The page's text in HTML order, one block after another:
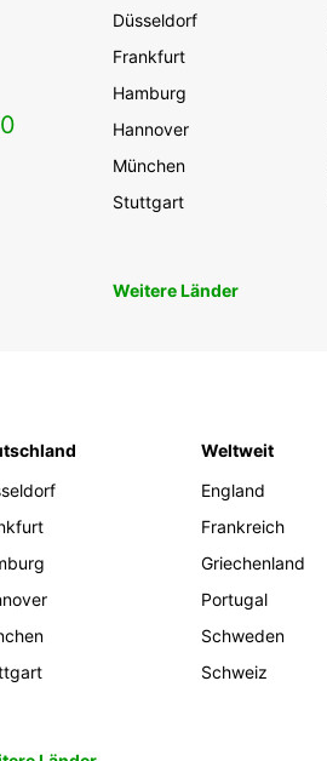
Düsseldorf
Frankfurt
Hamburg
Hannover
München
Stuttgart
Weitere Länder
Weltweit
England
Frankreich
Griechenland
Portugal
Schweden
Schweiz